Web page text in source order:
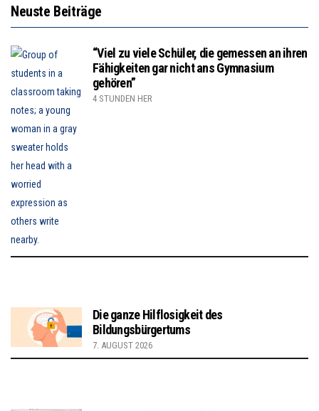
Neuste Beiträge
“Viel zu viele Schüler, die gemessen an ihren
Fähigkeiten gar nicht ans Gymnasium
gehören”
4 STUNDEN HER
Die ganze Hilflosigkeit des
Bildungsbürgertums
7. AUGUST 2026